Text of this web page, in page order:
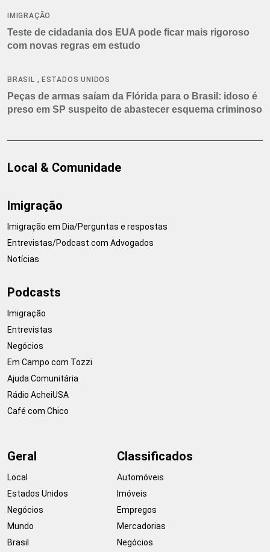
IMIGRAÇÃO
Teste de cidadania dos EUA pode ficar mais rigoroso
com novas regras em estudo
BRASIL , ESTADOS UNIDOS
Peças de armas saíam da Flórida para o Brasil: idoso é
preso em SP suspeito de abastecer esquema criminoso
Local & Comunidade
Imigração
Imigração em Dia/Perguntas e respostas
Entrevistas/Podcast com Advogados
Notícias
Podcasts
Imigração
Entrevistas
Negócios
Em Campo com Tozzi
Ajuda Comunitária
Rádio AcheiUSA
Café com Chico
Geral
Local
Estados Unidos
Negócios
Mundo
Brasil
Classificados
Automóveis
Imóveis
Empregos
Mercadorias
Negócios